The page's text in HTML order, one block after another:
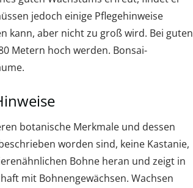
jedoch einige Pflegehinweise
kann, aber nicht zu groß wird. Bei guten
Metern hoch werden. Bonsai-
botanische Merkmale und dessen
worden sind, keine Kastanie,
Bohne heran und zeigt in
mit Bohnengewächsen. Wachsen